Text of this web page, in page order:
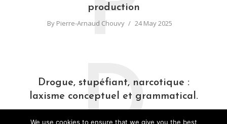
production
By Pierre-Arnaud Chouvy 24 May 2025
Drogue, stupéfiant, narcotique :
laxisme conceptuel et grammatical.
ByPierre-Arnaud Chouvy 31 March 2025
We use cookies to ensure that we give you the best